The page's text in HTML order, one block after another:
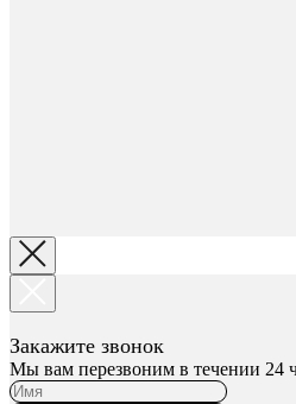
Закажите звонок
Мы вам перезвоним в течении 24